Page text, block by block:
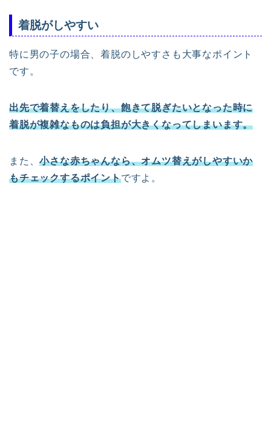
着脱がしやすい
特に男の子の場合、着脱のしやすさも大事なポイント
です。
出先で着替えをしたり、飽きて脱ぎたいとなった時に
着脱が複雑なものは負担が大きくなってしまいます。
また、小さな赤ちゃんなら、オムツ替えがしやすいか
もチェックするポイントですよ。